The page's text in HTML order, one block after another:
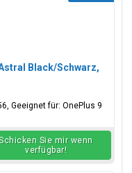
Black/Schwarz,
Geeignet für: OnePlus 9
Sie mir wenn
verfügbar!